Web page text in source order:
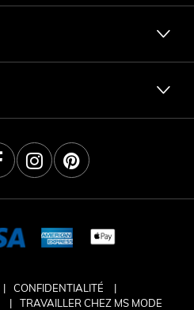
CONFIDENTIALITÉ
TRAVAILLER CHEZ MS MODE